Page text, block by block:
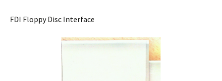
FDI Floppy Disc Interface